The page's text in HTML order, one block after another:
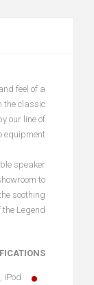
feel of a
the classic
our line of
equipment.
speaker
to
soothing
Legend.
iPod